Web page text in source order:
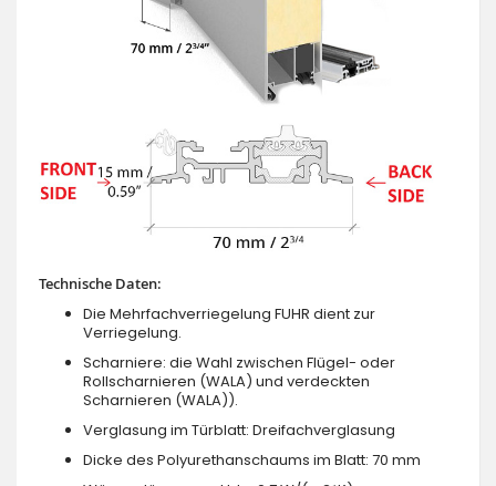
Technische Daten:
Die Mehrfachverriegelung FUHR dient zur
Verriegelung.
Scharniere: die Wahl zwischen Flügel- oder
Rollscharnieren (WALA) und verdeckten
Scharnieren (WALA)).
Verglasung im Türblatt: Dreifachverglasung
Dicke des Polyurethanschaums im Blatt: 70 mm